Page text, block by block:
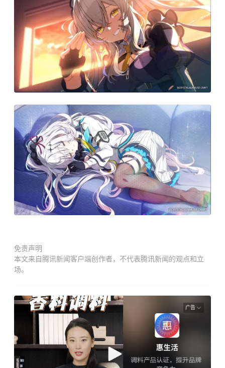
免责声明
本文来自腾讯新闻客户端创作者，不代表腾讯新闻的观点和立
场。
广告